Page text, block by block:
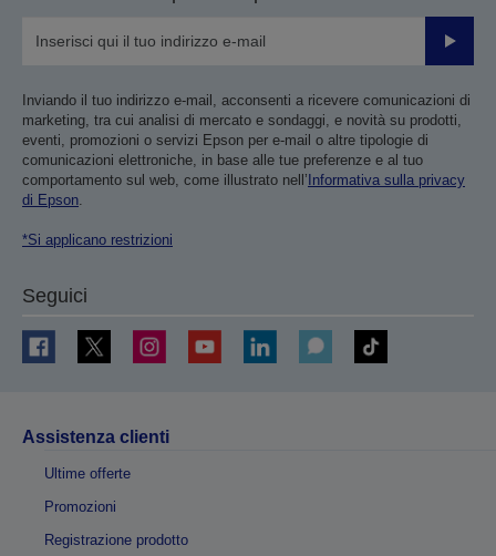
Invia
Inviando il tuo indirizzo e-mail, acconsenti a ricevere comunicazioni di
marketing, tra cui analisi di mercato e sondaggi, e novità su prodotti,
eventi, promozioni o servizi Epson per e-mail o altre tipologie di
comunicazioni elettroniche, in base alle tue preferenze e al tuo
comportamento sul web, come illustrato nell’ Informativa sulla privacy
di Epson.
*Si applicano restrizioni
Seguici
Assistenza clienti
Ultime offerte
Promozioni
Registrazione prodotto